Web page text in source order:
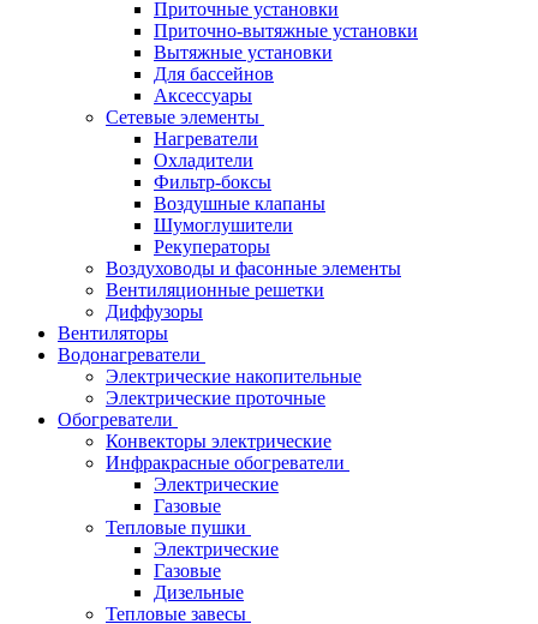
Приточные установки
Приточно-вытяжные установки
Вытяжные установки
Для бассейнов
Аксессуары
Сетевые элементы
Нагреватели
Охладители
Фильтр-боксы
Воздушные клапаны
Шумоглушители
Рекуператоры
Воздуховоды и фасонные элементы
Вентиляционные решетки
Диффузоры
Вентиляторы
Водонагреватели
Электрические накопительные
Электрические проточные
Обогреватели
Конвекторы электрические
Инфракрасные обогреватели
Электрические
Газовые
Тепловые пушки
Электрические
Газовые
Дизельные
Тепловые завесы